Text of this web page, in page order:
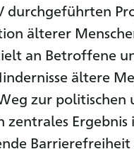
durchgeführten
älterer
an Betroffene
ältere
zur politischen
Ergebnis